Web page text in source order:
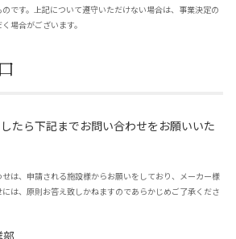
です。上記について遵守いただけない場合は、事業決定の
場合がございます。
たら下記までお問い合わせをお願いいた
は、申請される施設様からお願いをしており、メーカー様
は、原則お答え致しかねますのであらかじめご了承くださ
部